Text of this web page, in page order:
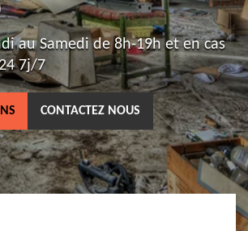
au Samedi de 8h-19h et en cas
7j/7
CONTACTEZ NOUS